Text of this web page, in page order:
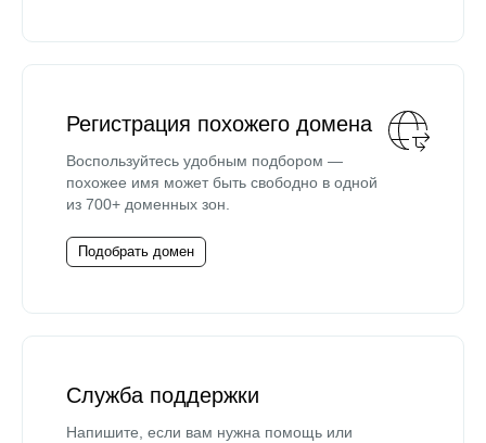
Регистрация похожего домена
Воспользуйтесь удобным подбором —
похожее имя может быть свободно в одной
из 700+ доменных зон.
Подобрать домен
Служба поддержки
Напишите, если вам нужна помощь или